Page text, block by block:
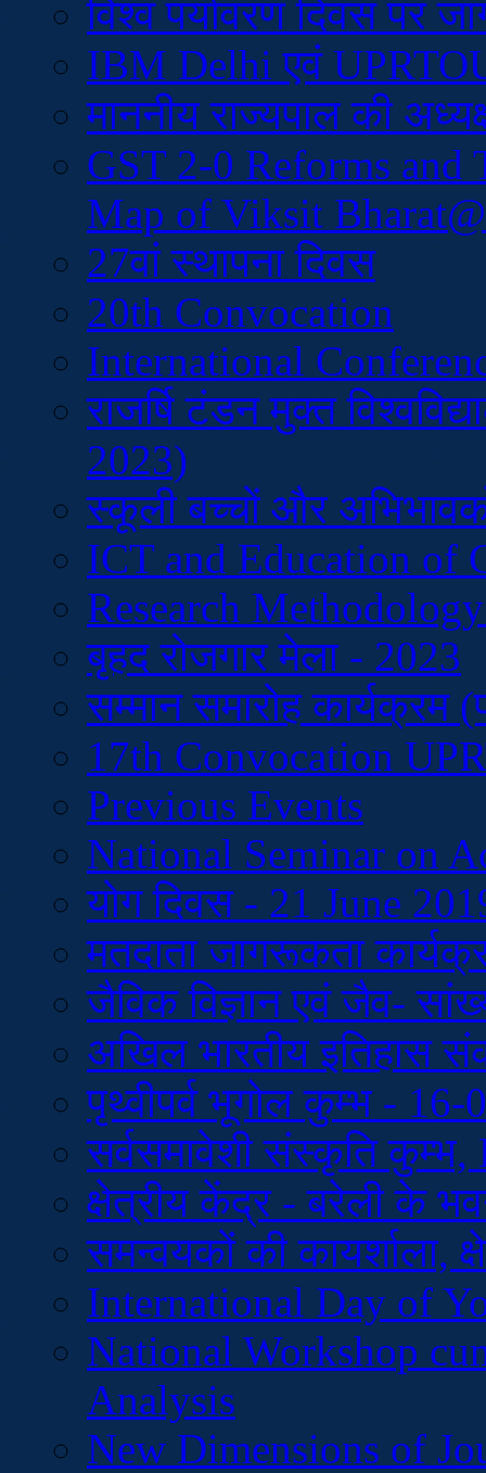
विश्व पर्यावरण दिवस पर
IBM Delhi एवं
माननीय राज्यपाल की
GST 2-0 Reforms and
Map of Viksit
27वां स्थापना दिवस
20th Convocation
International
राजर्षि टंडन मुक्त
2023)
स्कूली बच्चों और
ICT and Education of
Research
बृहद रोजगार मेला - 2023
सम्मान समारोह
17th Convocation
Previous Events
National Seminar on
योग दिवस - 21 June
मतदाता जागरूकता
जैविक विज्ञान एवं जैव-
अखिल भारतीय इतिहास
पृथ्वीपर्व भूगोल कुम्भ -
सर्वसमावेशी संस्कृति
क्षेत्रीय केंद्र - बरेली के
समन्वयकों की कायर्शाला,
International Day of
National Workshop
Analysis
New Dimensions of